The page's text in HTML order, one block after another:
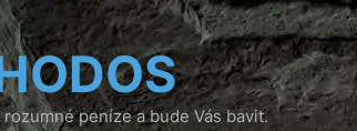
peníze a bude Vás bavit.